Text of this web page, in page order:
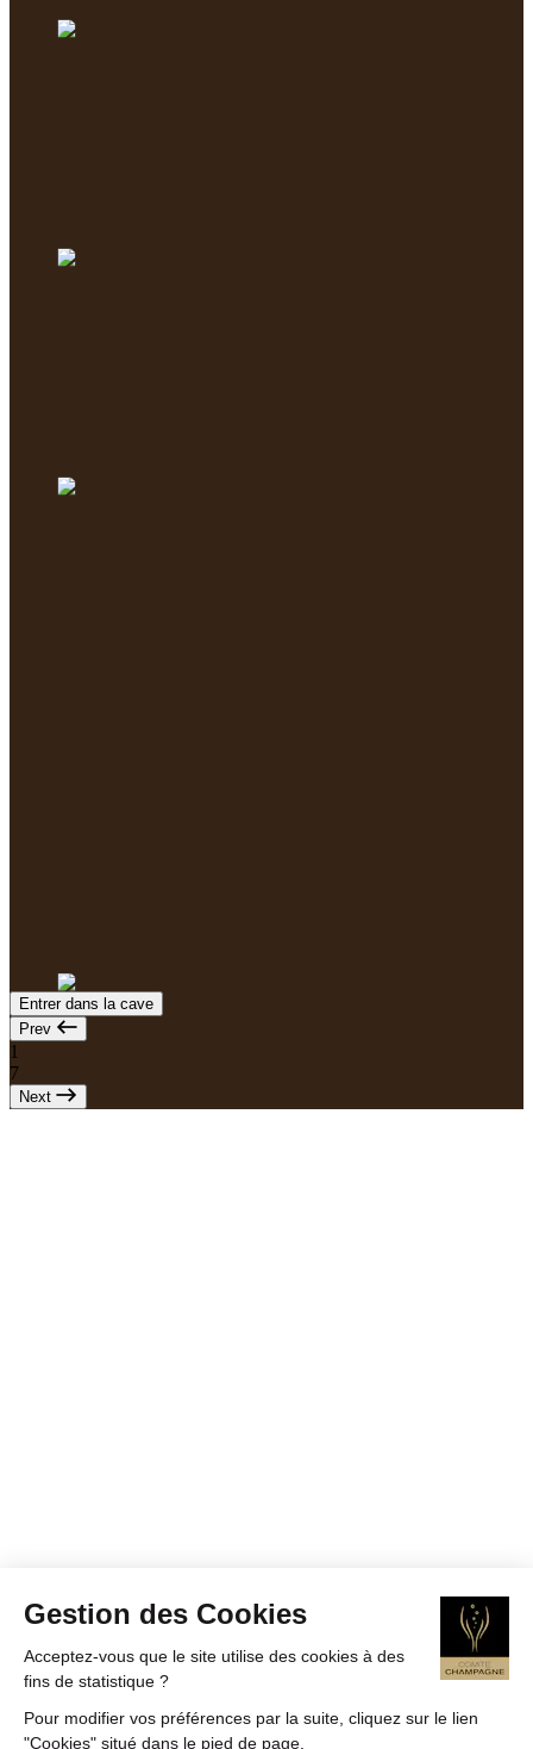
Gestion des Cookies
Acceptez-vous que le site utilise des cookies à des
fins de statistique ?
Pour modifier vos préférences par la suite, cliquez sur le lien
"Cookies" situé dans le pied de page.
Entrer dans la cave
Prev
1
7
Next